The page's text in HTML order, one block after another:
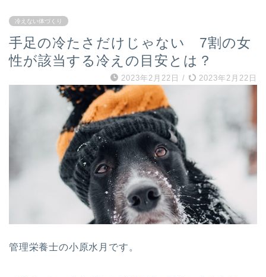
冷えない体づくり
手足の冷たさだけじゃない 7割の女
性が該当する冷えの目安とは？
2023年2月22日 / 2023年2月22日
管理栄養士の小原水月です。